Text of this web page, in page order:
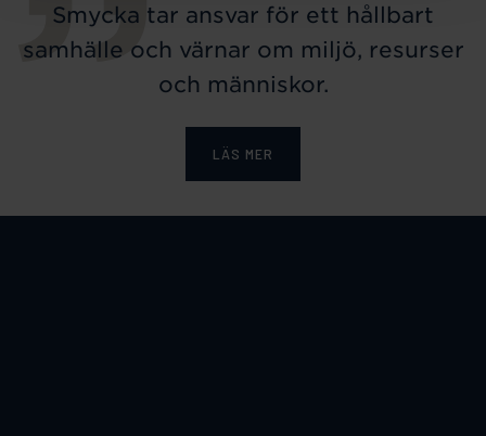
Smycka tar ansvar för ett hållbart
samhälle och värnar om miljö, resurser
och människor.
LÄS MER